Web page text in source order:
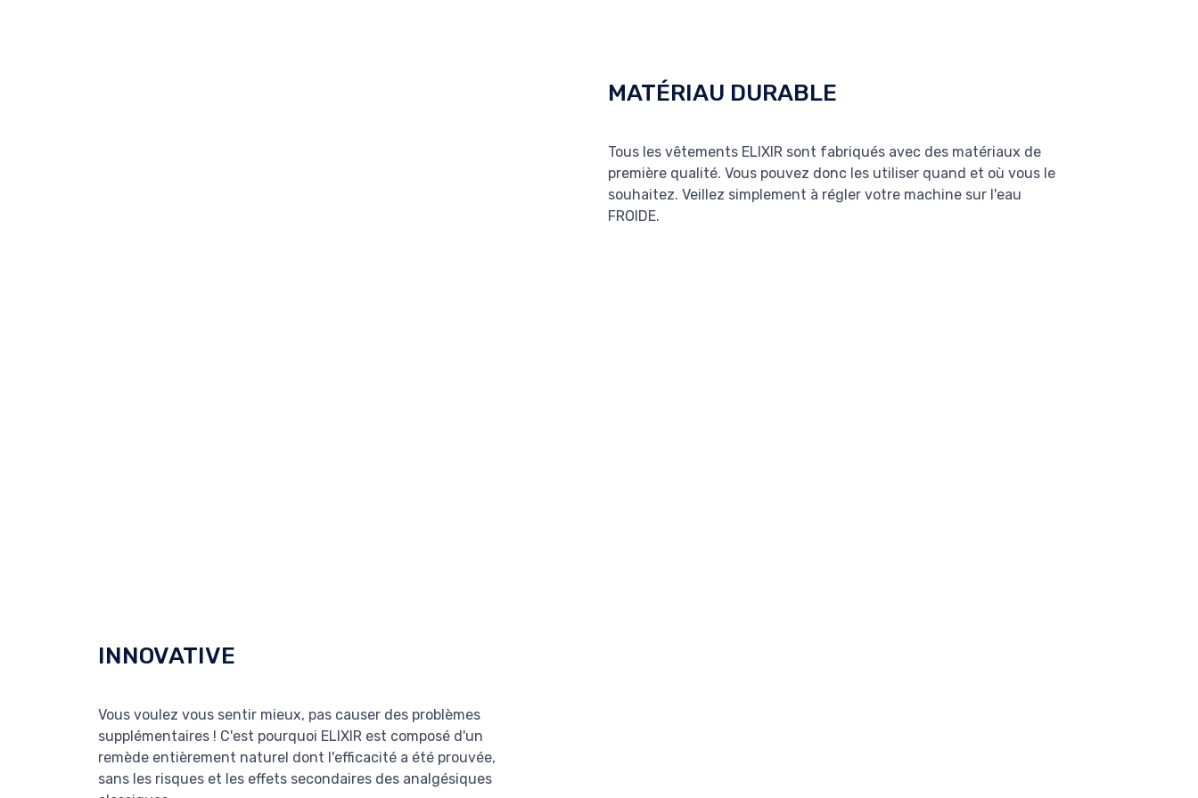
MATÉRIAU DURABLE
Tous les vêtements ELIXIR sont fabriqués avec des matériaux de
première qualité. Vous pouvez donc les utiliser quand et où vous le
souhaitez. Veillez simplement à régler votre machine sur l'eau
FROIDE.
INNOVATIVE
Vous voulez vous sentir mieux, pas causer des problèmes
supplémentaires ! C'est pourquoi ELIXIR est composé d'un
remède entièrement naturel dont l'efficacité a été prouvée,
sans les risques et les effets secondaires des analgésiques